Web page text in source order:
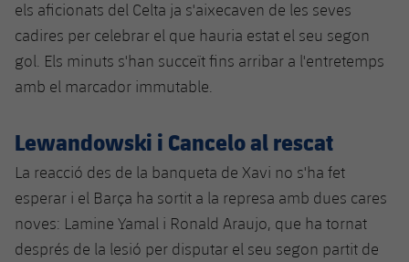
els aficionats del Celta ja s'aixecaven de les seves
cadires per celebrar el que hauria estat el seu segon
gol. Els minuts s'han succeït fins arribar a l'entretemps
amb el marcador immutable.
Lewandowski i Cancelo al rescat
La reacció des de la banqueta de Xavi no s'ha fet
esperar i el Barça ha sortit a la represa amb dues cares
noves: Lamine Yamal i Ronald Araujo, que ha tornat
després de la lesió per disputar el seu segon partit de